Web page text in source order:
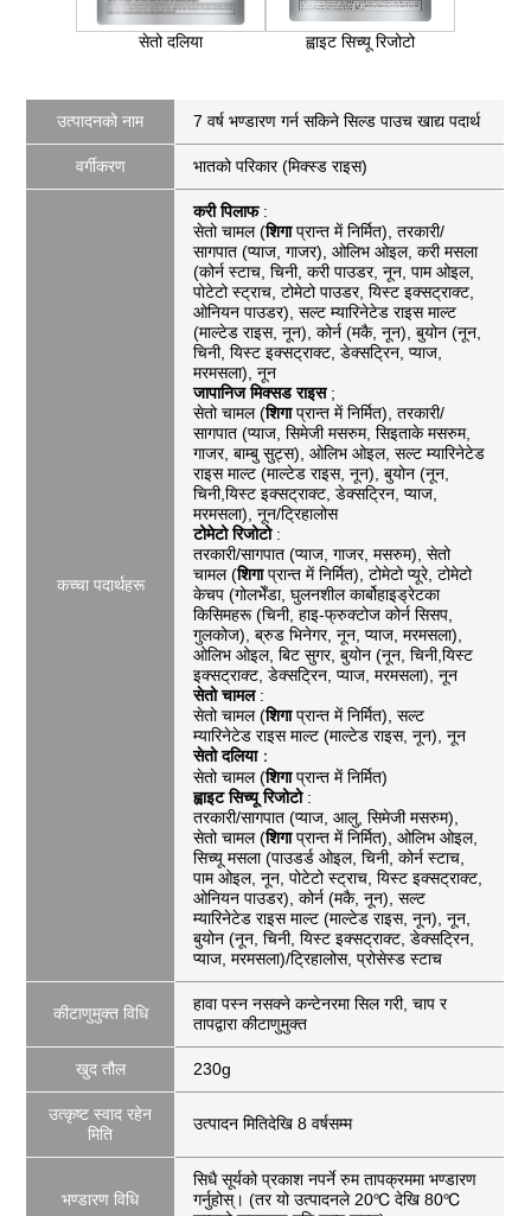
सेतो दलिया ह्वाइट सिच्यू रिजोटो
उत्पादनको नाम 7 वर्ष भण्डारण गर्न सकिने सिल्ड पाउच खाद्य पदार्थ
वर्गीकरण भातको परिकार (मिक्स्ड राइस)
कच्चा पदार्थहरू
करी पिलाफ:
सेतो चामल (शिगाप्रान्त में निर्मित), तरकारी/
सागपात (प्याज, गाजर), ओलिभ ओइल, करी मसला
(कोर्न स्टाच, चिनी, करी पाउडर, नून, पाम ओइल,
पोटेटो स्ट्राच, टोमेटो पाउडर, यिस्ट इक्सट्राक्ट,
ओनियन पाउडर), सल्ट म्यारिनेटेड राइस माल्ट
(माल्टेड राइस, नून), कोर्न (मकै, नून), बुयोन (नून,
चिनी, यिस्ट इक्सट्राक्ट, डेक्सट्रिन, प्याज,
मरमसला), नून
जापानिज मिक्सड राइस;
सेतो चामल (शिगाप्रान्त में निर्मित), तरकारी/
सागपात (प्याज, सिमेजी मसरुम, सिइताके मसरुम,
गाजर, बाम्बु सुट्स), ओलिभ ओइल, सल्ट म्यारिनेटेड
राइस माल्ट (माल्टेड राइस, नून), बुयोन (नून,
चिनी,यिस्ट इक्सट्राक्ट, डेक्सट्रिन, प्याज,
मरमसला), नून/ट्रिहालोस
टोमेटो रिजोटो:
तरकारी/सागपात (प्याज, गाजर, मसरुम), सेतो
चामल (शिगाप्रान्त में निर्मित), टोमेटो प्यूरे, टोमेटो
केचप (गोलभेँडा, घुलनशील कार्बोहाइड्रेटका
किसिमहरू (चिनी, हाइ-फ्रुक्टोज कोर्न सिसप,
गुलकोज), ब्रुड भिनेगर, नून, प्याज, मरमसला),
ओलिभ ओइल, बिट सुगर, बुयोन (नून, चिनी,यिस्ट
इक्सट्राक्ट, डेक्सट्रिन, प्याज, मरमसला), नून
सेतो चामल:
सेतो चामल (शिगाप्रान्त में निर्मित), सल्ट
म्यारिनेटेड राइस माल्ट (माल्टेड राइस, नून), नून
सेतो दलिया：
सेतो चामल (शिगाप्रान्त में निर्मित)
ह्वाइट सिच्यू रिजोटो:
तरकारी/सागपात (प्याज, आलु, सिमेजी मसरुम),
सेतो चामल (शिगाप्रान्त में निर्मित), ओलिभ ओइल,
सिच्यू मसला (पाउडर्ड ओइल, चिनी, कोर्न स्टाच,
पाम ओइल, नून, पोटेटो स्ट्राच, यिस्ट इक्सट्राक्ट,
ओनियन पाउडर), कोर्न (मकै, नून), सल्ट
म्यारिनेटेड राइस माल्ट (माल्टेड राइस, नून), नून,
बुयोन (नून, चिनी, यिस्ट इक्सट्राक्ट, डेक्सट्रिन,
प्याज, मरमसला)/ट्रिहालोस, प्रोसेस्ड स्टाच
कीटाणुमुक्त विधि
हावा पस्न नसक्ने कन्टेनरमा सिल गरी, चाप र
तापद्वारा कीटाणुमुक्त
खुद तौल 230g
उत्कृष्ट स्वाद रहेन
मिति
उत्पादन मितिदेखि 8 वर्षसम्म
भण्डारण विधि
सिधै सूर्यको प्रकाश नपर्ने रुम तापक्रममा भण्डारण
गर्नुहोस्। (तर यो उत्पादनले 20℃ देखि 80℃